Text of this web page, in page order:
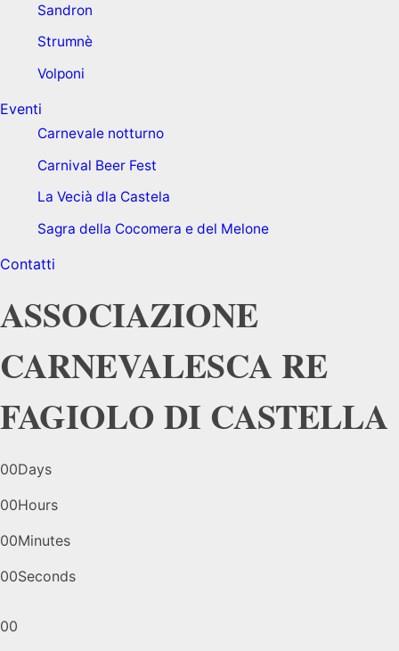
Sandron
Strumnè
Volponi
Eventi
Carnevale notturno
Carnival Beer Fest
La Vecià dla Castela
Sagra della Cocomera e del Melone
Contatti
ASSOCIAZIONE
CARNEVALESCA RE
FAGIOLO DI CASTELLA
00Days
00Hours
00Minutes
00Seconds
00